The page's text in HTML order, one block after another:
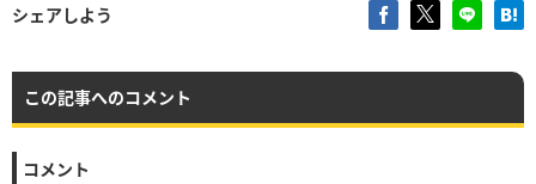
シェアしよう
この記事へのコメント
コメント